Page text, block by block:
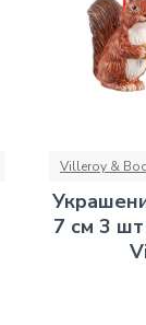
Villeroy &
7 см 3